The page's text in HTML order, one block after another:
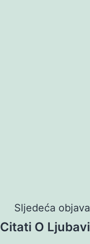
Sljedeća objava
Citati O Ljubavi